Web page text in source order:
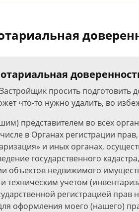
просить подготовить
что-то нужно удалить, во
представителем во всех
в Органах регистрации
и иных органах,
государственного
объектов недвижимого
техническим учетом
регистрацией
оформления моего (нашего)